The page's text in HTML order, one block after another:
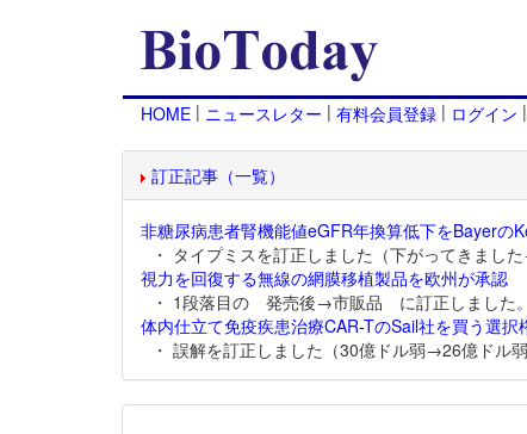
HOME | ニュースレター | 有料会員登録 | ログイン |
訂正記事（一覧）
非糖尿病患者腎機能値eGFR年換算低下をBayerの
・ タイプミスを訂正しました（下がってきまし
視力を回復する無線の網膜移植製品を欧州が承認
・ 1段落目の 発売後→市販品 に訂正しました。
体内仕立て免疫疾患治療CAR-TのSail社を買う選択
・ 誤解を訂正しました（30億ドル弱→26億ドル弱